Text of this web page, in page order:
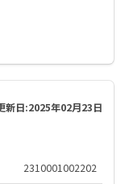
新日:2025年02月23日
2310001002202